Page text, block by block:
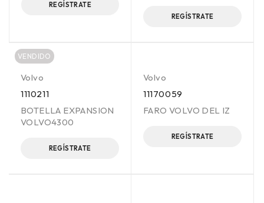
REGÍSTRATE
REGÍSTRATE
VENDIDO
Volvo
1110211
BOTELLA EXPANSION
VOLVO4300
REGÍSTRATE
Volvo
11170059
FARO VOLVO DEL IZ
REGÍSTRATE